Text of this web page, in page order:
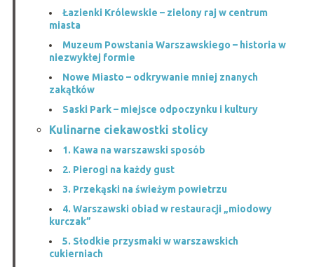
Łazienki Królewskie – zielony raj w centrum
miasta
Muzeum Powstania Warszawskiego – historia w
niezwykłej formie
Nowe Miasto – odkrywanie mniej znanych
zakątków
Saski Park – miejsce odpoczynku i kultury
Kulinarne ciekawostki stolicy
1. Kawa na warszawski sposób
2. Pierogi na każdy gust
3. Przekąski na świeżym powietrzu
4. Warszawski obiad w restauracji „miodowy
kurczak”
5. Słodkie przysmaki w warszawskich
cukierniach